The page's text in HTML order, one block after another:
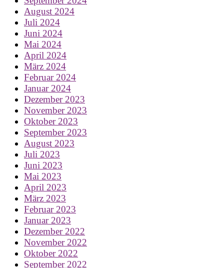
August 2024
Juli 2024
Juni 2024
Mai 2024
April 2024
März 2024
Februar 2024
Januar 2024
Dezember 2023
November 2023
Oktober 2023
September 2023
August 2023
Juli 2023
Juni 2023
Mai 2023
April 2023
März 2023
Februar 2023
Januar 2023
Dezember 2022
November 2022
Oktober 2022
September 2022